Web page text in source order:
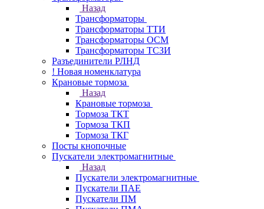
Назад
Трансформаторы
Трансформаторы ТТИ
Трансформаторы ОСМ
Трансформаторы ТСЗИ
Разъединители РЛНД
! Новая номенклатура
Крановые тормоза
Назад
Крановые тормоза
Тормоза ТКТ
Тормоза ТКП
Тормоза ТКГ
Посты кнопочные
Пускатели электромагнитные
Назад
Пускатели электромагнитные
Пускатели ПАЕ
Пускатели ПМ